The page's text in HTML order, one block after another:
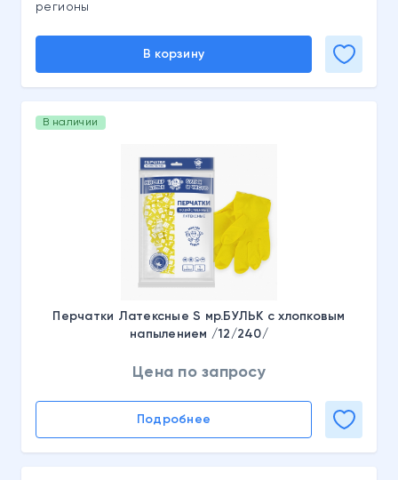
регионы
В корзину
В наличии
Перчатки Латексные S мр.БУЛЬК с хлопковым
напылением /12/240/
Цена по запросу
Подробнее